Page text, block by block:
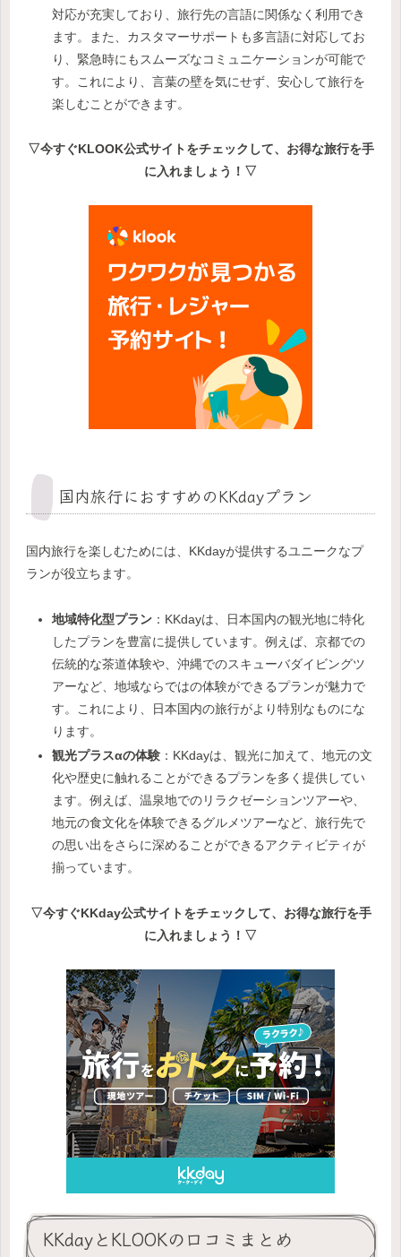
対応が充実しており、旅行先の言語に関係なく利用でき
ます。また、カスタマーサポートも多言語に対応してお
り、緊急時にもスムーズなコミュニケーションが可能で
す。これにより、言葉の壁を気にせず、安心して旅行を
楽しむことができます。
▽今すぐKLOOK公式サイトをチェックして、お得な旅行を手
に入れましょう！▽
国内旅行におすすめのKKdayプラン
国内旅行を楽しむためには、KKdayが提供するユニークなプ
ランが役立ちます。
地域特化型プラン：KKdayは、日本国内の観光地に特化
したプランを豊富に提供しています。例えば、京都での
伝統的な茶道体験や、沖縄でのスキューバダイビングツ
アーなど、地域ならではの体験ができるプランが魅力で
す。これにより、日本国内の旅行がより特別なものにな
ります。
観光プラスαの体験：KKdayは、観光に加えて、地元の文
化や歴史に触れることができるプランを多く提供してい
ます。例えば、温泉地でのリラクゼーションツアーや、
地元の食文化を体験できるグルメツアーなど、旅行先で
の思い出をさらに深めることができるアクティビティが
揃っています。
▽今すぐKKday公式サイトをチェックして、お得な旅行を手
に入れましょう！▽
KKdayとKLOOKの口コミまとめ